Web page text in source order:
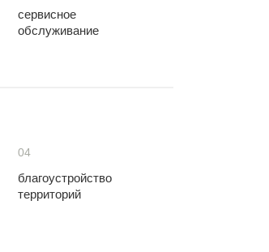
сервисное
обслуживание
04
благоустройство
территорий